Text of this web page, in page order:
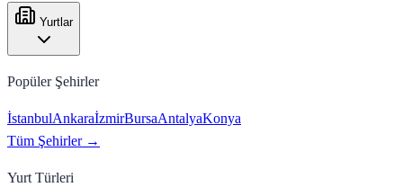
Yurtlar
Popüler Şehirler
İstanbulAnkaraİzmirBursaAntalyaKonya
Tüm Şehirler →
Yurt Türleri